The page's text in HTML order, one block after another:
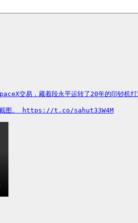
交易，藏着段永平运转了20年的印钞机打
单截图。 https://t.co/sahut33W4M